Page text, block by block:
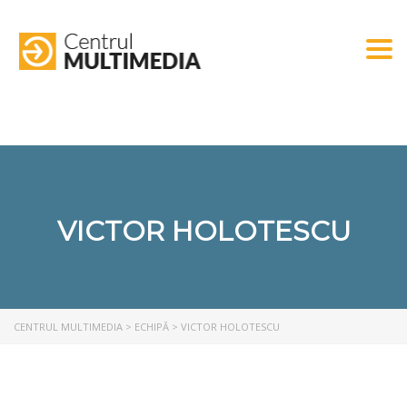
VICTOR HOLOTESCU
CENTRUL MULTIMEDIA > ECHIPĂ > VICTOR HOLOTESCU